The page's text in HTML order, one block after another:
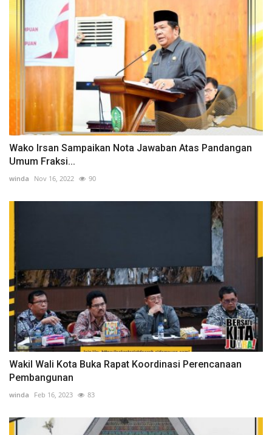
Wako Irsan Sampaikan Nota Jawaban Atas Pandangan
Umum Fraksi...
winda Nov 16, 2022 90
Wakil Wali Kota Buka Rapat Koordinasi Perencanaan
Pembangunan
winda Feb 16, 2023 83